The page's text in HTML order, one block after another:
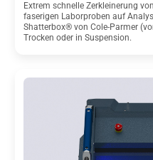
Extrem schnelle Zerkleinerung
faserigen Laborproben auf
Shatterbox® von Cole-Parmer
Trocken oder in Suspension.